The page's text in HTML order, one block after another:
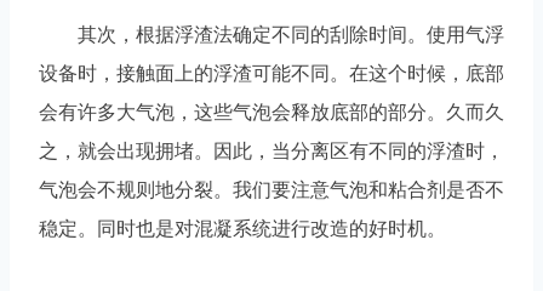
其次，根据浮渣法确定不同的刮除时间。使用气浮
设备时，接触面上的浮渣可能不同。在这个时候，底部
会有许多大气泡，这些气泡会释放底部的部分。久而久
之，就会出现拥堵。因此，当分离区有不同的浮渣时，
气泡会不规则地分裂。我们要注意气泡和粘合剂是否不
稳定。同时也是对混凝系统进行改造的好时机。